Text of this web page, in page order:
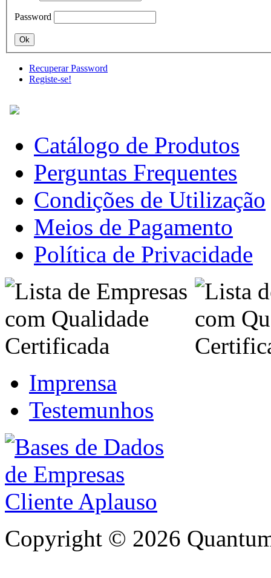
Password
Recuperar Password
Registe-se!
Catálogo de Produtos
Perguntas Frequentes
Condições de Utilização
Meios de Pagamento
Política de Privacidade
Imprensa
Testemunhos
Copyright © 2026